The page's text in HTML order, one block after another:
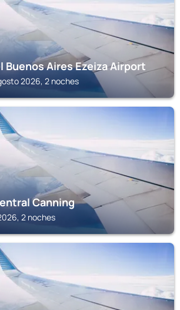
Aires Ezeiza Airport
2026, 2 noches
Canning
2 noches